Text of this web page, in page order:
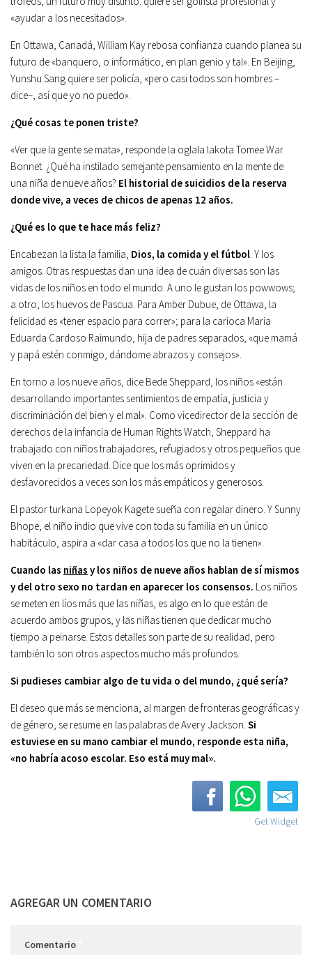
«ayudar a los necesitados».
En Ottawa, Canadá, William Kay rebosa confianza cuando planea su
futuro de «banquero, o informático, en plan genio y tal». En Beijing,
Yunshu Sang quiere ser policía, «pero casi todos son hombres –
dice–, así que yo no puedo».
¿Qué cosas te ponen triste?
«Ver que la gente se mata», responde la oglala lakota Tomee War
Bonnet. ¿Qué ha instilado se­mejante pensamiento en la mente de
una niña de nueve años? El historial de suicidios de la reserva
donde vive, a veces de chicos de apenas 12 años.
¿Qué es lo que te hace más feliz?
Encabezan la lista la familia, Dios, la comida y el fútbol. Y los
amigos. Otras respuestas dan una idea de cuán diversas son las
vidas de los niños en todo el mundo. A uno le gustan los powwows;
a otro, los huevos de Pascua. Para Amber Dubue, de Ottawa, la
felicidad es «tener espacio para correr»; para la carioca Maria
Eduarda Cardoso Raimundo, hija de padres separados, «que mamá
y papá estén conmigo, dándome abrazos y consejos».
En torno a los nueve años, dice Bede Sheppard, los niños «están
desarrollando importantes sentimientos de empatía, justicia y
discriminación del bien y el mal». Como vicedirector de la sección de
derechos de la infancia de Human Rights Watch, Sheppard ha
trabajado con niños trabajadores, refugiados y otros pequeños que
viven en la precariedad. Dice que los más oprimidos y
desfavorecidos a veces son los más empáticos y generosos.
El pastor turkana Lopeyok Kagete sueña con regalar dinero. Y Sunny
Bhope, el niño indio que vive con toda su familia en un único
habitáculo, aspira a «dar casa a todos los que no la tienen».
Cuando las niñas y los niños de nueve años hablan de sí mismos
y del otro sexo no tardan en aparecer los consensos. Los niños
se meten en líos más que las niñas, es algo en lo que están de
acuerdo ambos grupos, y las niñas tienen que dedicar mucho
tiempo a peinarse. Estos detalles son parte de su realidad, pero
también lo son otros aspectos mucho más profundos.
Si pudieses cambiar algo de tu vida o del mundo, ¿qué sería?
El deseo que más se menciona, al margen de fronteras geográficas y
de género, se resume en las palabras de Avery Jackson. Si
estuviese en su mano cambiar el mundo, responde esta niña,
«no habría acoso escolar. Eso está muy mal».
Get Widget
AGREGAR UN COMENTARIO
Comentario